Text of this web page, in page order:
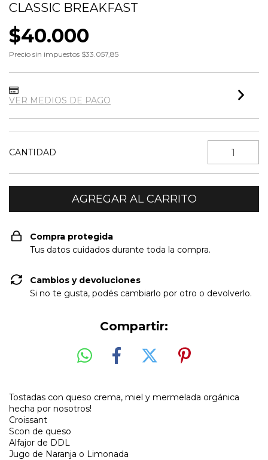
CLASSIC BREAKFAST
$40.000
Precio sin impuestos $33.057,85
VER MEDIOS DE PAGO
CANTIDAD
Compra protegida
Tus datos cuidados durante toda la compra.
Cambios y devoluciones
Si no te gusta, podés cambiarlo por otro o devolverlo.
Compartir:
Tostadas con queso crema, miel y mermelada orgánica
hecha por nosotros!
Croissant
Scon de queso
Alfajor de DDL
Jugo de Naranja o Limonada